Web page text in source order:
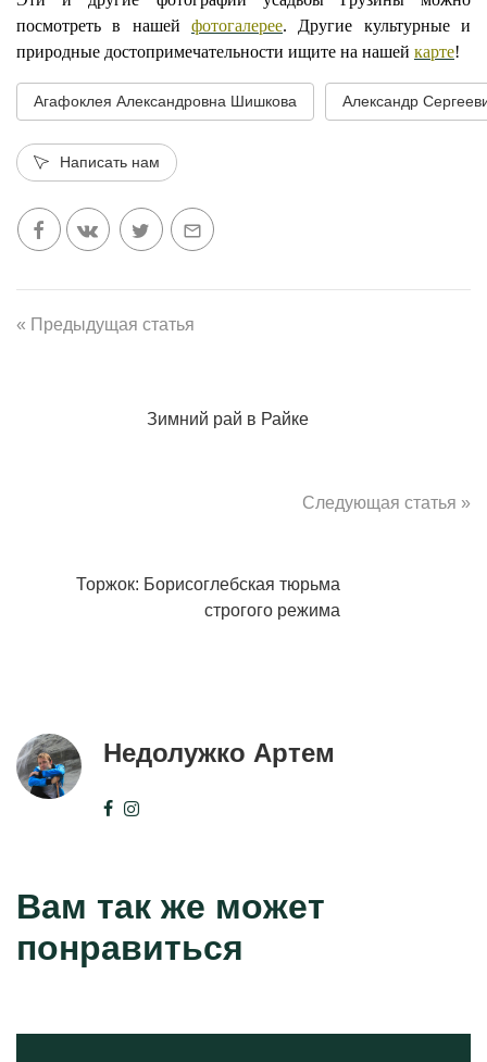
посмотреть в нашей фотогалерее. Другие культурные и
природные достопримечательности ищите на нашей карте!
Агафоклея Александровна Шишкова Александр
Написать нам
« Предыдущая статья
Зимний рай в Райке
Следующая статья »
Торжок: Борисоглебская тюрьма
строгого режима
Недолужко Артем
Вам так же может
понравиться